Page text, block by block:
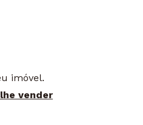
imóvel.
vender